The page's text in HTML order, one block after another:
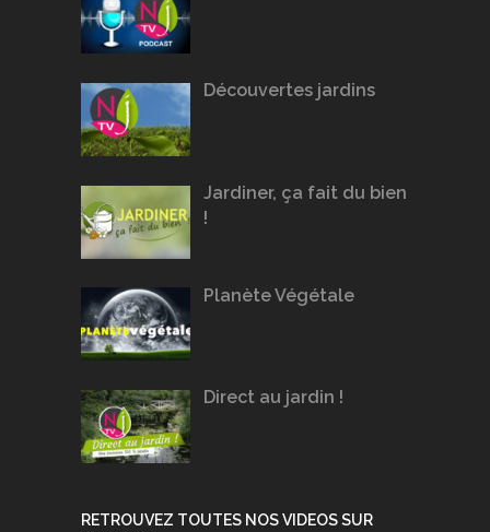
Découvertes jardins
Jardiner, ça fait du bien
!
Planète Végétale
Direct au jardin !
RETROUVEZ TOUTES NOS VIDEOS SUR